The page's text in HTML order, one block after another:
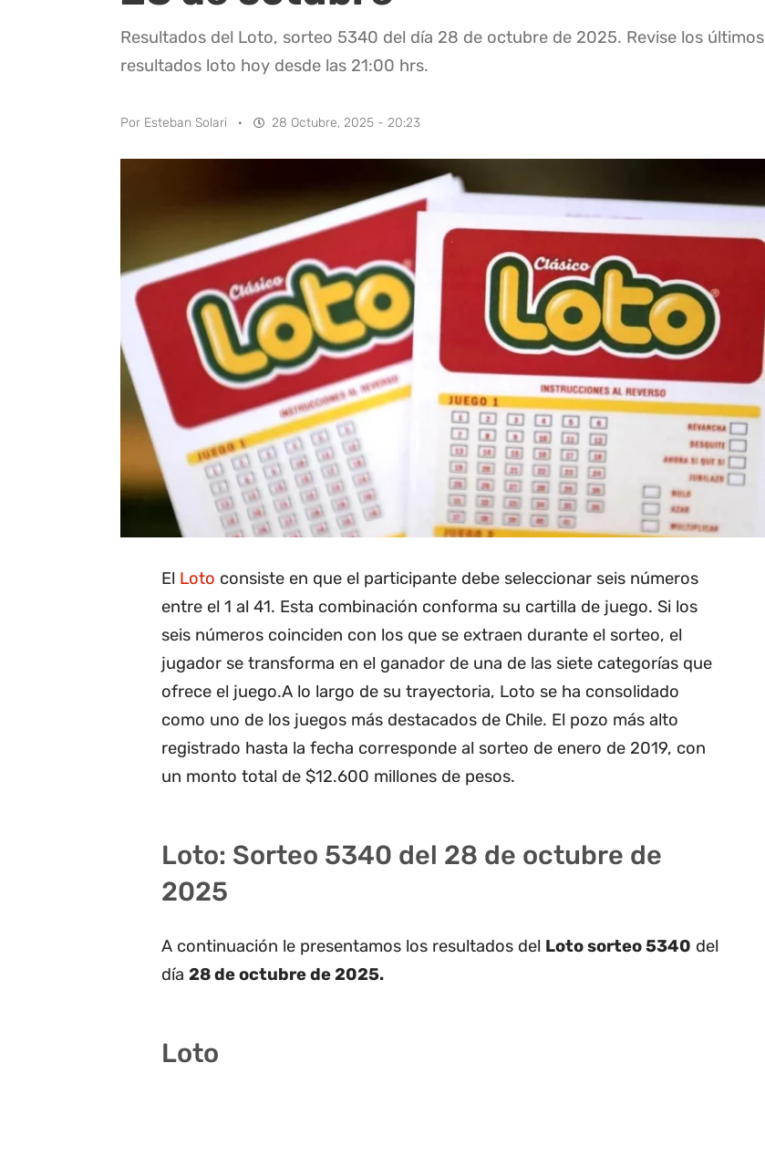
Resultados del Loto, sorteo 5340 del día 28 de octubre de 2025. Revise los últimos
resultados loto hoy desde las 21:00 hrs.
Por Esteban Solari · 28 Octubre, 2025 - 20:23
El Loto consiste en que el participante debe seleccionar seis números
entre el 1 al 41. Esta combinación conforma su cartilla de juego. Si los
seis números coinciden con los que se extraen durante el sorteo, el
jugador se transforma en el ganador de una de las siete categorías que
ofrece el juego.A lo largo de su trayectoria, Loto se ha consolidado
como uno de los juegos más destacados de Chile. El pozo más alto
registrado hasta la fecha corresponde al sorteo de enero de 2019, con
un monto total de $12.600 millones de pesos.
Loto: Sorteo 5340 del 28 de octubre de
2025
A continuación le presentamos los resultados del Loto sorteo 5340 del
día 28 de octubre de 2025.
Loto